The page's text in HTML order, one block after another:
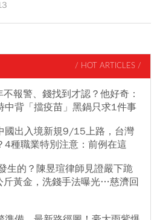
/ HOT ARTICLES /
報警、錢找到才認？他好奇：
背「擋疫苗」黑鍋只求1件事
出入境新規9/15上路，台灣
4種職業特別注意：前例在這
生的？陳昱瑄律師見證嚴下跪
黃金，洗錢手法曝光…慈濟回